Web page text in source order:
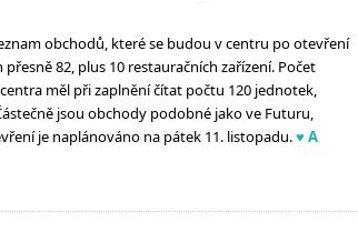
obchodů, které se budou v centru po otevření
82, plus 10 restauračních zařízení. Počet
měl při zaplnění čítat počtu 120 jednotek,
jsou obchody podobné jako ve Futuru,
je naplánováno na pátek 11. listopadu.♥ A